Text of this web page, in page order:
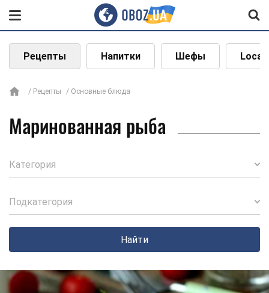
Рецепты Напитки Шефы Local
Рецепты Основные блюда
Маринованная рыба
Категория
Подкатегория
Найти